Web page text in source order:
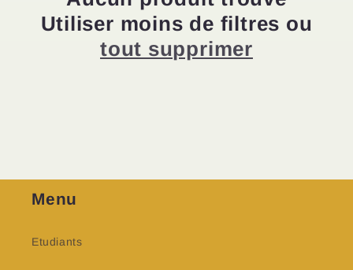
Utiliser moins de filtres ou
tout supprimer
Menu
Etudiants